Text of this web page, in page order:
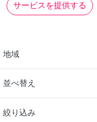
サービスを提供する
地域
並べ替え
絞り込み